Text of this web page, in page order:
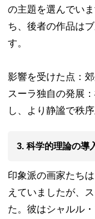
の主題を選んでい
ち、後者の作品は
す。
影響を受けた点：
スーラ独自の発展
し、より静謐で秩
3. 科学的理論の導
印象派の画家たち
えていましたが、
た。彼はシャルル